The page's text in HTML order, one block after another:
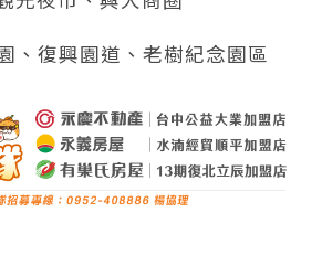
、復興園道、老樹紀念園區